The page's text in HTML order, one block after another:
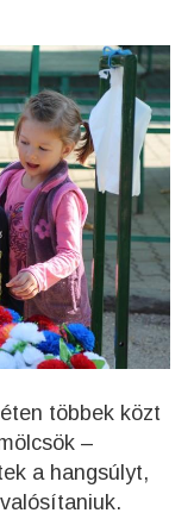
többek közt
–
a hangsúlyt,